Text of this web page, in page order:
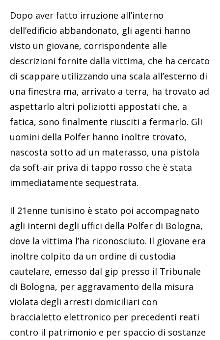
Dopo aver fatto irruzione all’interno
dell’edificio abbandonato, gli agenti hanno
visto un giovane, corrispondente alle
descrizioni fornite dalla vittima, che ha cercato
di scappare utilizzando una scala all’esterno di
una finestra ma, arrivato a terra, ha trovato ad
aspettarlo altri poliziotti appostati che, a
fatica, sono finalmente riusciti a fermarlo. Gli
uomini della Polfer hanno inoltre trovato,
nascosta sotto ad un materasso, una pistola
da soft-air priva di tappo rosso che è stata
immediatamente sequestrata.
Il 21enne tunisino è stato poi accompagnato
agli interni degli uffici della Polfer di Bologna,
dove la vittima l’ha riconosciuto. Il giovane era
inoltre colpito da un ordine di custodia
cautelare, emesso dal gip presso il Tribunale
di Bologna, per aggravamento della misura
violata degli arresti domiciliari con
braccialetto elettronico per precedenti reati
contro il patrimonio e per spaccio di sostanze